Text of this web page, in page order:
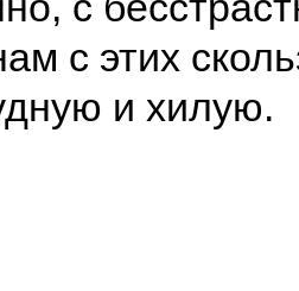
с этих
и хилую.